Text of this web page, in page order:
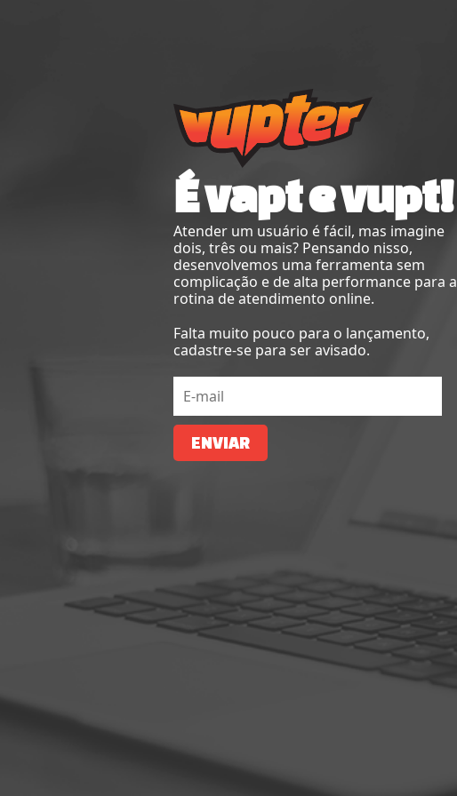
É vapt e vupt!
Atender um usuário é fácil, mas imagine
dois, três ou mais? Pensando nisso,
desenvolvemos uma ferramenta sem
complicação e de alta performance para a
rotina de atendimento online.
Falta muito pouco para o lançamento,
cadastre-se para ser avisado.
ENVIAR